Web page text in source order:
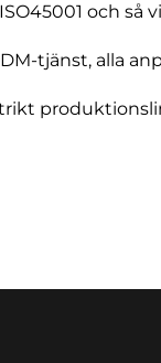
och så
tjänst, alla